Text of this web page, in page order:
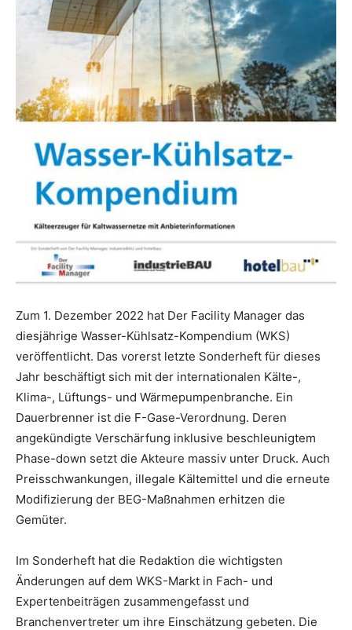
Zum 1. Dezember 2022 hat Der Facility Manager das
diesjährige Wasser-Kühlsatz-Kompendium (WKS)
veröffentlicht. Das vorerst letzte Sonderheft für dieses
Jahr beschäftigt sich mit der internationalen Kälte-,
Klima-, Lüftungs- und Wärmepumpenbranche. Ein
Dauerbrenner ist die F-Gase-Verordnung. Deren
angekündigte Verschärfung inklusive beschleunigtem
Phase-down setzt die Akteure massiv unter Druck. Auch
Preisschwankungen, illegale Kältemittel und die erneute
Modifizierung der BEG-Maßnahmen erhitzen die
Gemüter.
Im Sonderheft hat die Redaktion die wichtigsten
Änderungen auf dem WKS-Markt in Fach- und
Expertenbeiträgen zusammengefasst und
Branchenvertreter um ihre Einschätzung gebeten. Die